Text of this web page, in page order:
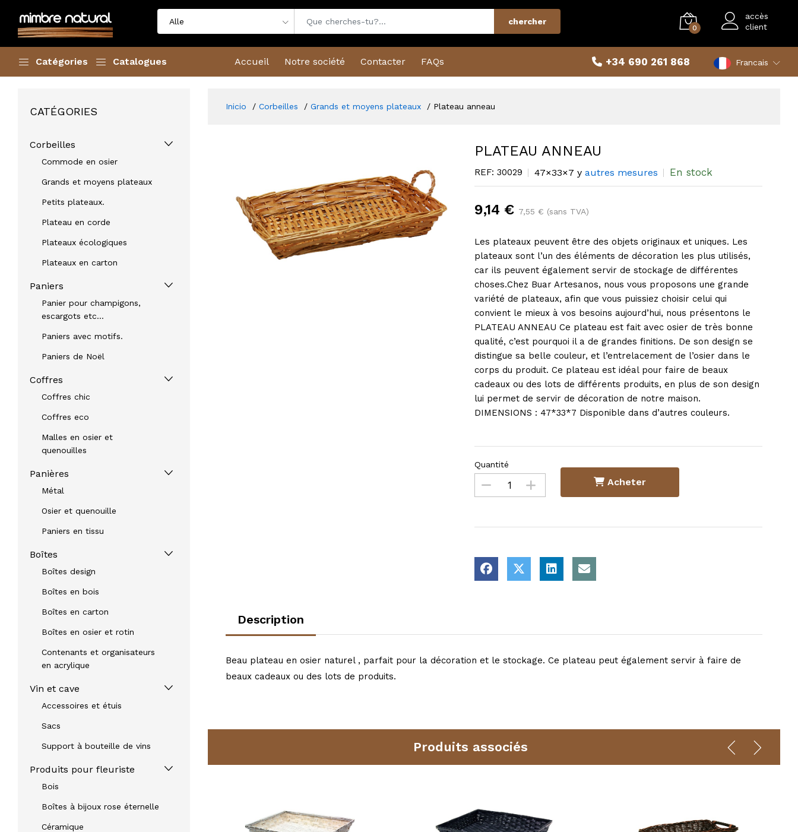
chercher
0
accès
client
Catégories Catalogues Accueil Notre société Contacter FAQs +34 690 261 868 Francais
CATÉGORIES
Corbeilles
Commode en osier
Grands et moyens plateaux
Petits plateaux.
Plateau en corde
Plateaux écologiques
Plateaux en carton
Paniers
Panier pour champigons,
escargots etc...
Paniers avec motifs.
Paniers de Noël
Coffres
Coffres chic
Coffres eco
Malles en osier et
quenouilles
Panières
Métal
Osier et quenouille
Paniers en tissu
Boîtes
Boîtes design
Boîtes en bois
Boîtes en carton
Boîtes en osier et rotin
Contenants et organisateurs
en acrylique
Vin et cave
Accessoires et étuis
Sacs
Support à bouteille de vins
Produits pour fleuriste
Bois
Boîtes à bijoux rose éternelle
Céramique
Inicio Corbeilles Grands et moyens plateaux Plateau anneau
PLATEAU ANNEAU
REF: 30029 47×33×7 y autres mesures En stock
9,14 € 7,55 € (sans TVA)
Les plateaux peuvent être des objets originaux et uniques. Les
plateaux sont l’un des éléments de décoration les plus utilisés,
car ils peuvent également servir de stockage de différentes
choses.Chez Buar Artesanos, nous vous proposons une grande
variété de plateaux, afin que vous puissiez choisir celui qui
convient le mieux à vos besoins aujourd’hui, nous présentons le
PLATEAU ANNEAU Ce plateau est fait avec osier de très bonne
qualité, c’est pourquoi il a de grandes finitions. De son design se
distingue sa belle couleur, et l’entrelacement de l’osier dans le
corps du produit. Ce plateau est idéal pour faire de beaux
cadeaux ou des lots de différents produits, en plus de son design
lui permet de servir de décoration de notre maison.
DIMENSIONS : 47*33*7 Disponible dans d’autres couleurs.
Quantité
Acheter
Description
Beau plateau en osier naturel , parfait pour la décoration et le stockage. Ce plateau peut également servir à faire de
beaux cadeaux ou des lots de produits.
Produits associés